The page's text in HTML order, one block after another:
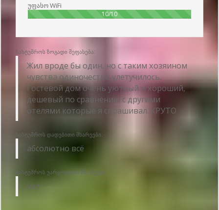
უფასო WiFi
10/10100%
სასტუმროს ზოგადი შეფასება:
Жил вроде бы один, но с таким хозяином
чувства одиночество улетучилось.
Гостевой дом очень уютный и хороший,
дешевый по сравнению с другими
отелями которые я спрашивал. КРУТО
სასტუმროს დადებითი მხარეები:
абсолютно всё
სასტუმროს უარყოფითი მხარეები:
нет